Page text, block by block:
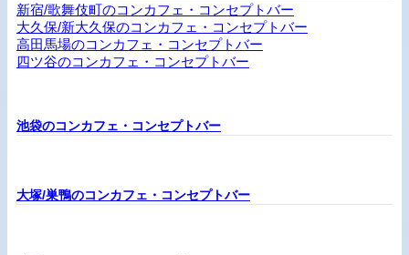
新宿/歌舞伎町のコンカフェ・コンセプトバー
大久保/新大久保のコンカフェ・コンセプトバー
高田馬場のコンカフェ・コンセプトバー
四ツ谷のコンカフェ・コンセプトバー
池袋のコンカフェ・コンセプトバー
大塚/巣鴨のコンカフェ・コンセプトバー